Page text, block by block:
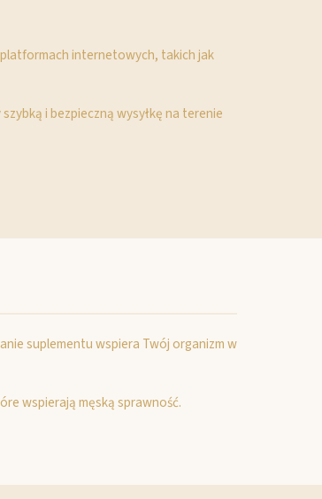
platformach internetowych, takich jak
i bezpieczną wysyłkę na terenie
suplementu wspiera Twój organizm w
wspierają męską sprawność.